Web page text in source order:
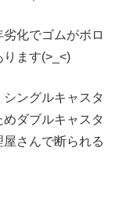
化でゴムがボロ
ます(>_<)
シングルキャスタ
めダブルキャスタ
さんで断られる